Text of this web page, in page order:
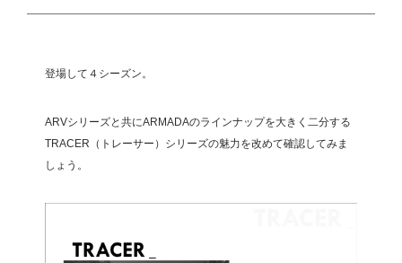
登場して４シーズン。
ARVシリーズと共にARMADAのラインナップを大きく二分する
TRACER（トレーサー）シリーズの魅力を改めて確認してみま
しょう。